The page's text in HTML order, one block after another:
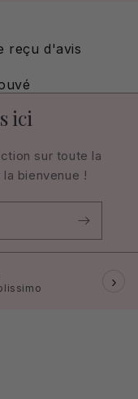
reçu d'avis
ici
sur toute la
bienvenue !
›